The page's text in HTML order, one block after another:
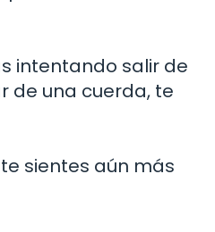
intentando salir de
de una cuerda, te
sientes aún más